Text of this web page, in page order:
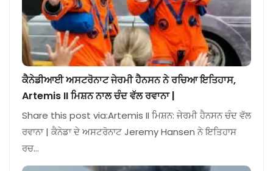
ਕੈਨੇਡੀਆਈ ਅਸਟਰੋਨਾਟ ਜੇਰਮੀ ਹੈਨਸਨ ਨੇ ਰਚਿਆ ਇਤਿਹਾਸ,
Artemis II ਮਿਸ਼ਨ ਨਾਲ ਚੰਦ ਵੱਲ ਰਵਾਨਾ |
Share this post via:Artemis II ਮਿਸ਼ਨ: ਜੇਰਮੀ ਹੈਨਸਨ ਚੰਦ ਵੱਲ
ਰਵਾਨਾ | ਕੈਨੇਡਾ ਦੇ ਅਸਟਰੋਨਾਟ Jeremy Hansen ਨੇ ਇਤਿਹਾਸ
ਰਚ…